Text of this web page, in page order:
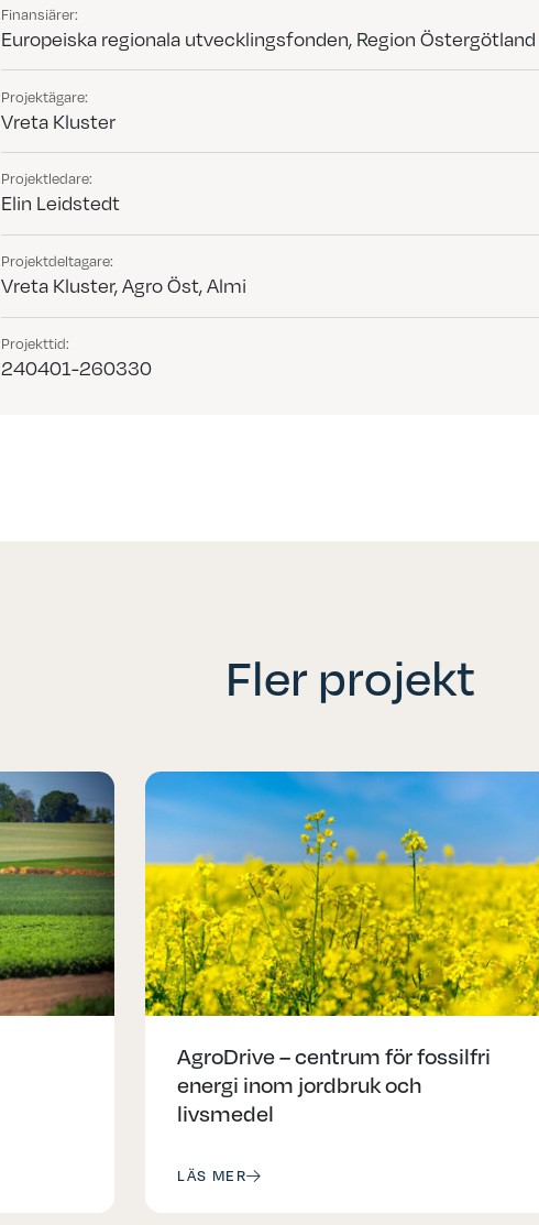
Finansiärer:
Europeiska regionala utvecklingsfonden, Region Östergötland
Projektägare:
Vreta Kluster
Projektledare:
Elin Leidstedt
Projektdeltagare:
Vreta Kluster, Agro Öst, Almi
Projekttid:
240401-260330
Fler projekt
AgroDrive – centrum för fossilfri
energi inom jordbruk och
livsmedel
LÄS MER